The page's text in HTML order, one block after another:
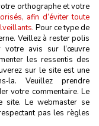
orthographe et votre
afin d’éviter toute
Pour ce type de
Veillez à rester polis
votre avis sur l’œuvre
les ressentis des
sur le site est une
Veuillez prendre
votre commentaire. Le
site. Le webmaster se
pas les règles